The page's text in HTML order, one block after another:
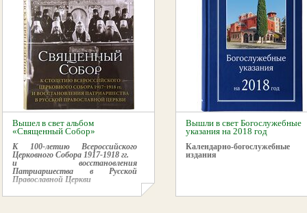
Вышел в свет альбом
«Священный Собор»
К100-летию Всероссийского
Церковного Собора 1917-1918 гг.
и восстановления
Патриаршества в Русской
Православной Церкви
Вышли в свет Богослужебные
указания на 2018 год
Календарно-богослужебные
издания